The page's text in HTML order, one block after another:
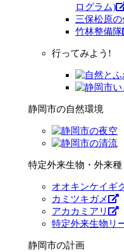
ログラム)
三保松原
竹林整備隊
行ってみよう!
静岡市の自然環境
特定外来生物・外来種
オオキンケイギ
カミツキガメ
アカカミアリ
特定外来生物リ
静岡市の計画